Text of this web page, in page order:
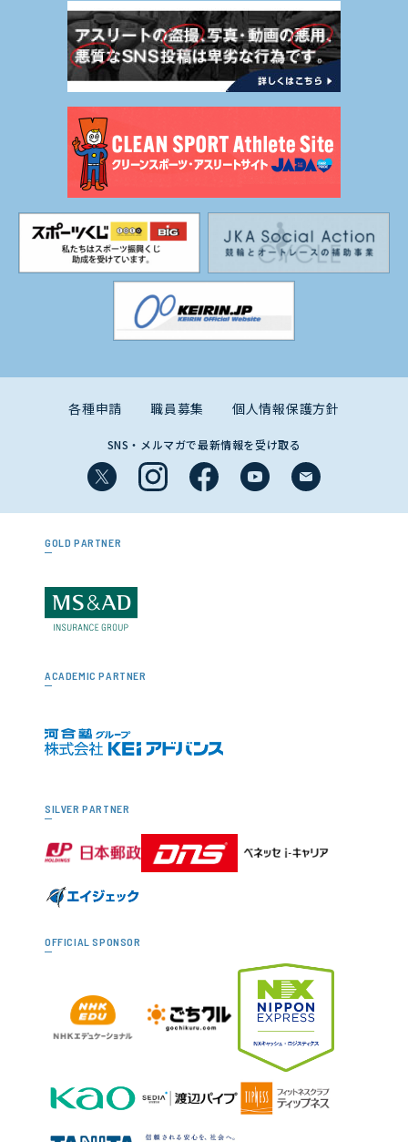
各種申請 職員募集 個人情報保護方針
SNS・メルマガで最新情報を受け取る
GOLD PARTNER
ACADEMIC PARTNER
SILVER PARTNER
OFFICIAL SPONSOR